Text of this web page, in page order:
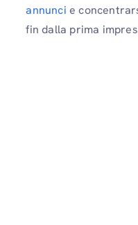
annunci e
fin dalla prima